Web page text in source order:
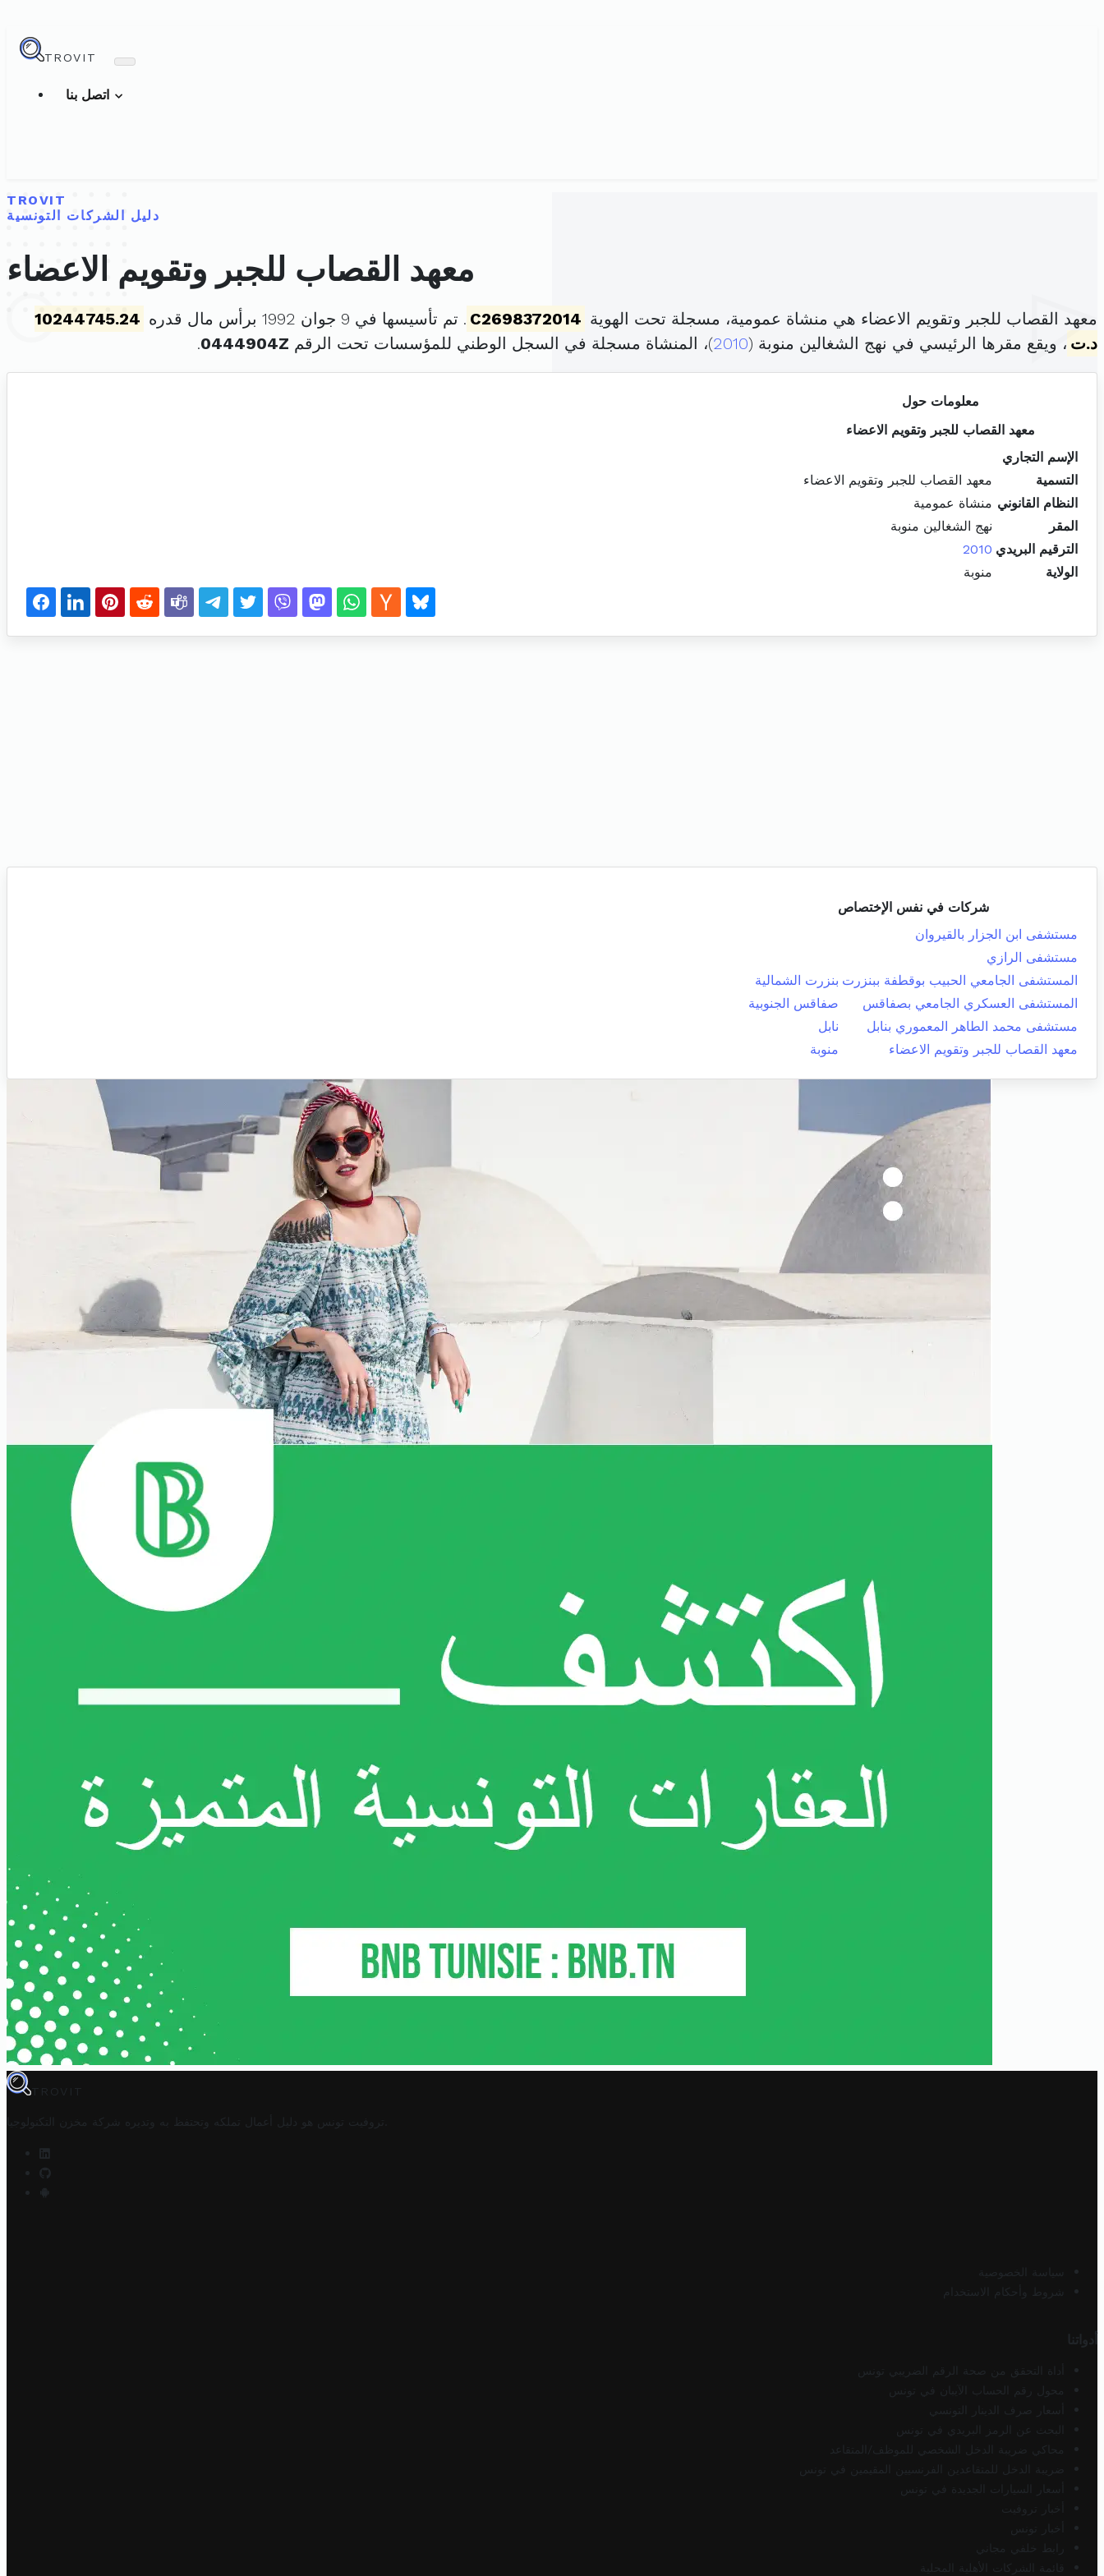
TROVIT
TROVIT
دليل الشركات التونسية
معهد القصاب للجبر وتقويم الاعضاء
معهد القصاب للجبر وتقويم الاعضاء هي منشاة عمومية، مسجلة تحت الهوية C2698372014 . تم تأسيسها في 9 جوان 1992 برأس مال قدره
10244745.24
د.ت ، ويقع مقرها الرئيسي في نهج الشغالين منوبة (2010)، المنشاة مسجلة في السجل الوطني للمؤسسات تحت الرقم 0444904Z
.
معلومات حول
معهد القصاب للجبر وتقويم الاعضاء
الإسم التجاري
التسمية
معهد القصاب للجبر وتقويم الاعضاء
النظام القانوني منشاة عمومية
المقر
نهج الشغالين منوبة
الترقيم البريدي 2010
الولاية
منوبة
شركات في نفس الإختصاص
مستشفى ابن الجزار بالقيروان
مستشفى الرازي
المستشفى الجامعي الحبيب بوقطفة ببنزرت بنزرت الشمالية
المستشفى العسكري الجامعي بصفاقس
صفاقس الجنوبية
مستشفى محمد الطاهر المعموري بنابل
نابل
معهد القصاب للجبر وتقويم الاعضاء
منوبة
TROVIT
تروفيت تونس هو دليل أعمال تملكه وتحتفظ به وتديره شركة مخزن التكنولوجيا
سياسة الخصوصية
شروط وأحكام الاستخدام
أدواتنا
أداة التحقق من صحة الرقم الضريبي تونس
محول رقم الحساب الآيبان في تونس
أسعار صرف الدينار التونسي
البحث عن الرمز البريدي في تونس
محاكي ضريبة الدخل الشخصي للموظف/المتقاعد
ضريبة الدخل للمتقاعدين الفرنسيين المقيمين في تونس
أسعار السيارات الجديدة في تونس
أخبار تروفيت
أخبار تونس
رابط خلفي مجاني
قائمة الشركات الأهلية المحلية